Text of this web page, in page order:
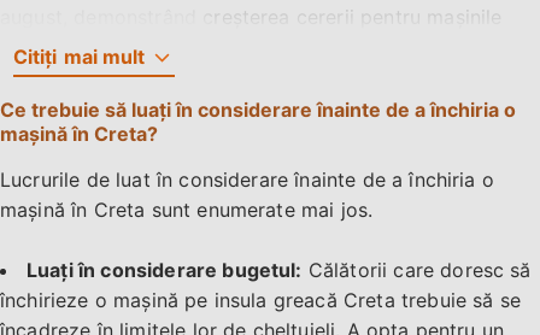
august, demonstrând creșterea cererii pentru mașinile
mici în sezonul turistic de vârf. Gama de prețuri
conturează peisajul în schimbare al închirierii auto în
Creta, satisfăcând o gamă largă de gusturi și
constrângeri bugetare pe parcursul anului.
Cu câte zile în avans au rezervat oamenii închirierea de
mașini în Creta pentru 2025?
În 2025, cea mai timpurie rezervare de închiriere auto în
Creta a fost efectuată cu 182 de zile înainte pentru luna
decembrie, marcând cel mai lung timp de avans al anului.
Citiți mai mult
Ce trebuie să luați în considerare înainte de a închiria o
mașină în Creta?
Lucrurile de luat în considerare înainte de a închiria o
mașină în Creta sunt enumerate mai jos.
Luați în considerare bugetul: Călătorii care doresc să
închirieze o mașină pe insula greacă Creta trebuie să se
încadreze în limitele lor de cheltuieli. A opta pentru un